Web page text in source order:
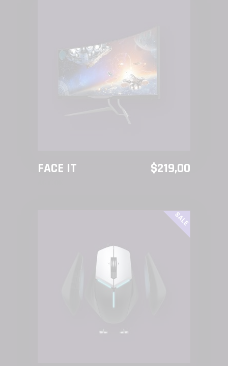
AÑADIR AL CARRITO
FACE IT $219,00
SALE
AÑADIR AL CARRITO